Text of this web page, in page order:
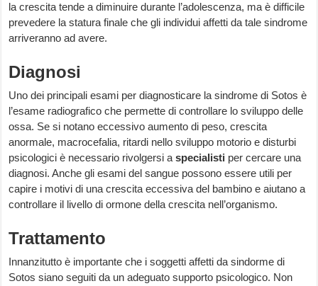
la crescita tende a diminuire durante l’adolescenza, ma è difficile
prevedere la statura finale che gli individui affetti da tale sindrome
arriveranno ad avere.
Diagnosi
Uno dei principali esami per diagnosticare la sindrome di Sotos è
l’esame radiografico che permette di controllare lo sviluppo delle
ossa. Se si notano eccessivo aumento di peso, crescita
anormale, macrocefalia, ritardi nello sviluppo motorio e disturbi
psicologici è necessario rivolgersi aspecialisti per cercare una
diagnosi. Anche gli esami del sangue possono essere utili per
capire i motivi di una crescita eccessiva del bambino e aiutano a
controllare il livello di ormone della crescita nell’organismo.
Trattamento
Innanzitutto è importante che i soggetti affetti da sindorme di
Sotos siano seguiti da un adeguato supporto psicologico. Non